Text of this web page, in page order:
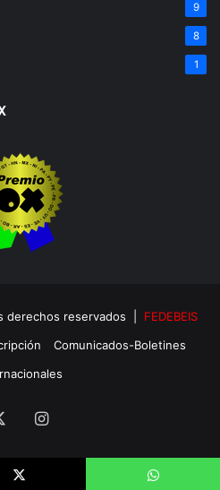
9
8
1
derechos reservados | FEDEBEIS
Comunicados-Boletines
Instagram